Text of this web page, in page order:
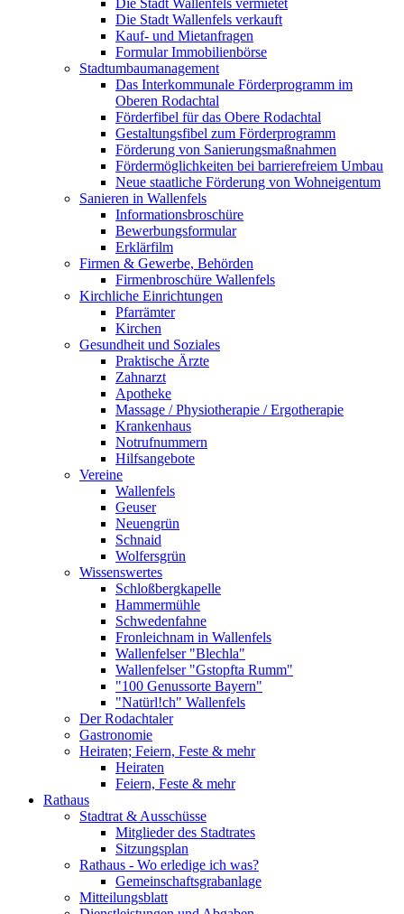
Die Stadt Wallenfels vermietet
Die Stadt Wallenfels verkauft
Kauf- und Mietanfragen
Formular Immobilienbörse
Stadtumbaumanagement
Das Interkommunale Förderprogramm im
Oberen Rodachtal
Förderfibel für das Obere Rodachtal
Gestaltungsfibel zum Förderprogramm
Förderung von Sanierungsmaßnahmen
Fördermöglichkeiten bei barrierefreiem Umbau
Neue staatliche Förderung von Wohneigentum
Sanieren in Wallenfels
Informationsbroschüre
Bewerbungsformular
Erklärfilm
Firmen & Gewerbe, Behörden
Firmenbroschüre Wallenfels
Kirchliche Einrichtungen
Pfarrämter
Kirchen
Gesundheit und Soziales
Praktische Ärzte
Zahnarzt
Apotheke
Massage / Physiotherapie / Ergotherapie
Krankenhaus
Notrufnummern
Hilfsangebote
Vereine
Wallenfels
Geuser
Neuengrün
Schnaid
Wolfersgrün
Wissenswertes
Schloßbergkapelle
Hammermühle
Schwedenfahne
Fronleichnam in Wallenfels
Wallenfelser "Blechla"
Wallenfelser "Gstopfta Rumm"
"100 Genussorte Bayern"
"Natürl!ch" Wallenfels
Der Rodachtaler
Gastronomie
Heiraten; Feiern, Feste & mehr
Heiraten
Feiern, Feste & mehr
Rathaus
Stadtrat & Ausschüsse
Mitglieder des Stadtrates
Sitzungsplan
Rathaus - Wo erledige ich was?
Gemeinschaftsgrabanlage
Mitteilungsblatt